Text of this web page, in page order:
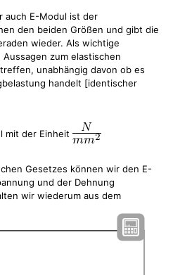
auch E-Modul ist der
den beiden Größen und gibt die
wieder. Als wichtige
zum elastischen
unabhängig davon ob es
handelt [identischer
mit der Einheit
Gesetzes können wir den E-
und der Dehnung
wir wiederum aus dem